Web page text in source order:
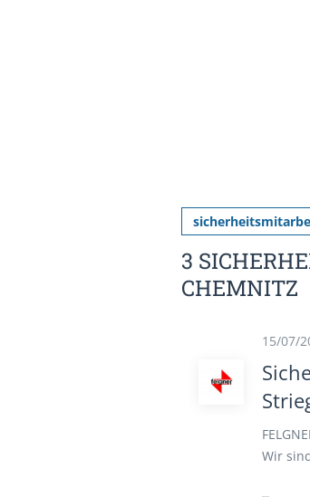
3
CHEMNITZ
15/07/
Wir